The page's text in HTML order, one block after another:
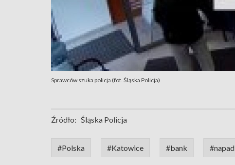
Sprawców szuka policja (fot. Śląska Policja)
Źródło: Śląska Policja
#Polska #Katowice #bank #napad